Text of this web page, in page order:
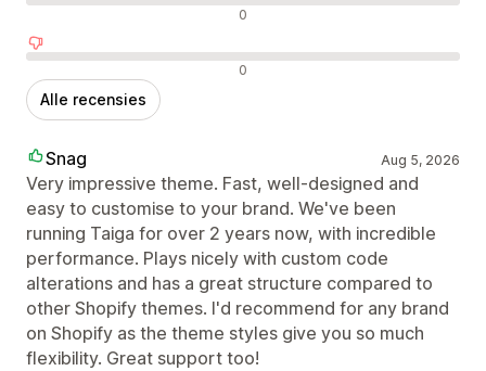
Neutrale recensies 0
Negatieve recensies 0
Alle recensies
Snag Aug 5, 2026
Very impressive theme. Fast, well-designed and
easy to customise to your brand. We've been
running Taiga for over 2 years now, with incredible
performance. Plays nicely with custom code
alterations and has a great structure compared to
other Shopify themes. I'd recommend for any brand
on Shopify as the theme styles give you so much
flexibility. Great support too!